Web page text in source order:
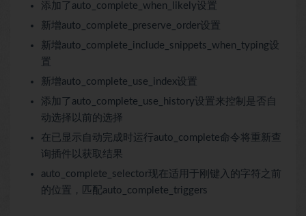
添加了auto_complete_when_likely设置
新增auto_complete_preserve_order设置
新增auto_complete_include_snippets_when_typing设
置
新增auto_complete_use_index设置
添加了auto_complete_use_history设置来控制是否自
动选择以前的选择
在已显示自动完成时运行auto_complete命令将重新查
询插件以获取结果
auto_complete_selector现在适用于刚键入的字符之前
的位置，匹配auto_complete_triggers